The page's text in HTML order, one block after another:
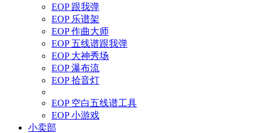
EOP 跟我弹
EOP 乐谱架
EOP 作曲大师
EOP 五线谱跟我弹
EOP 大神秀场
EOP 瀑布流
EOP 拾音灯
EOP 空白五线谱工具
EOP 小游戏
小卖部